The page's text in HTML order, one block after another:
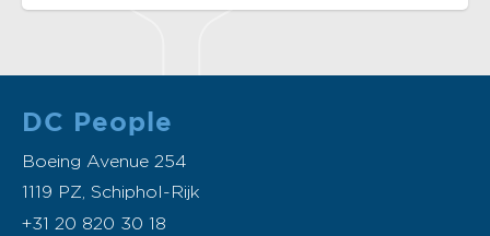
DC People
Boeing Avenue 254
1119 PZ, Schiphol-Rijk
+31 20 820 30 18